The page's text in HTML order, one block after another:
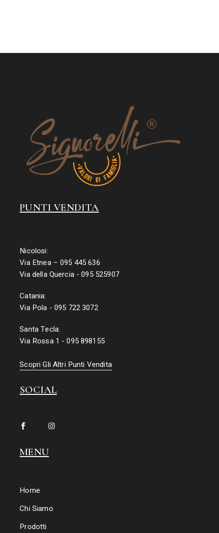
PUNTI VENDITA
Nicolosi:
Via Etnea – 095 445 636
Via della Quercia - 095 525907
Catania:
Via Pola - 095 722 3072
Santa Tecla:
Via Rossa 1 - 095 898155
Scopri Gli Altri Punti Vendita
SOCIAL
MENU
Home
Chi Siamo
Prodotti